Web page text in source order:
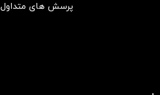
پرسش های متداول